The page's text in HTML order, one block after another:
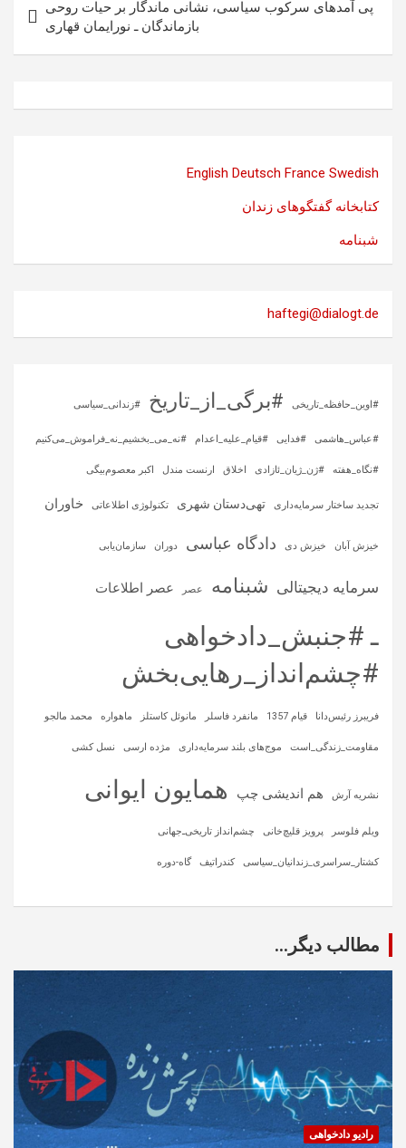
پی آمدهای سرکوب سیاسی، نشانی ماندگار بر حیات روحی
بازماندگان ـ نورایمان قهاری
English Deutsch France Swedish
کتابخانه گفتگوهای زندان
شبنامه
haftegi@dialogt.de
#اوین_حافظه_تاریخی #برگی_از_تاریخ #زندانی_سیاسی
#عباس_هاشمی #فدایی #قیام_علیه_اعدام #نه_می_بخشیم_نه_فراموش_می‌کنیم
#نگاه_هفته #ژن_ژیان_ئازادی اخلاق ارنست مندل اکبر معصوم‌بیگی
تجدید ساختار سرمایه‌داری تهی‌دستان شهری تکنولوژی اطلاعاتی خاوران
خیزش آبان خیزش دی دادگاه عباسی دوران سازمان‌یابی
سرمایه‌ دیجیتالی شبنامه عصر عصر اطلاعات
ـ #جنبش_دادخواهی
#چشم‌انداز_رهایی‌بخش
فریبرز رئیس‌دانا قیام 1357 مانفرد فاسلر مانوئل کاستلز ماهواره‌ محمد مالجو
مقاومت_زندگی_است موج‌های بلند سرمایه‌داری مژده ارسی نسل کشی
نشریه آرش هم اندیشی چپ همایون ایوانی
ویلم فلوسر پرویز قلیچ‌خانی چشم‌انداز تاریخی‌ـ‌جهانی
کشتار_سراسری_زندانیان_سیاسی کندراتیف گاه-دوره
مطالب دیگر...
رادیو دادخواهی